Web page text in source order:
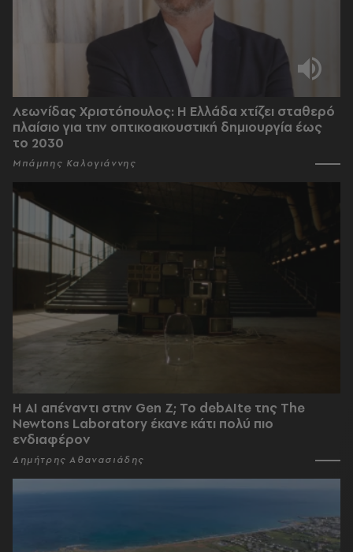
Λεωνίδας Χριστόπουλος: Η Ελλάδα χτίζει σταθερό
πλαίσιο για την οπτικοακουστική δημιουργία έως
το 2030
Μπάμπης Καλογιάννης
Η AI απέναντι στην Gen Z; Το debAIte της The
Newtons Laboratory έκανε κάτι πολύ πιο
ενδιαφέρον
Δημήτρης Αθανασιάδης